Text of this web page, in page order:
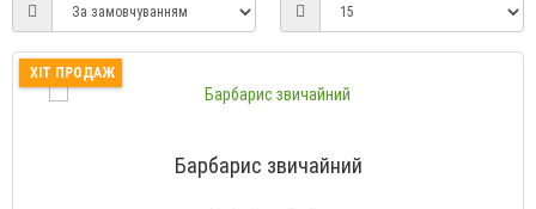
ХІТ ПРОДАЖ
Барбарис звичайний